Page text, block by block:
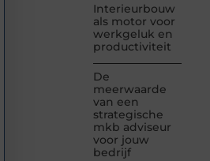
Interieurbouw
als motor voor
werkgeluk en
productiviteit
De
meerwaarde
van een
strategische
mkb adviseur
voor jouw
bedrijf